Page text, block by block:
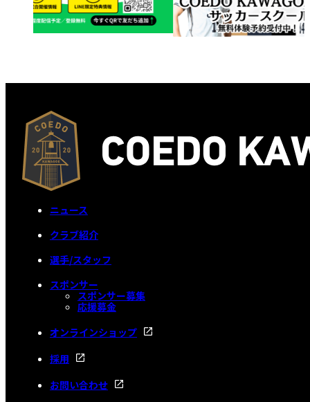
ニュース
クラブ紹介
選手/スタッフ
スポンサー
スポンサー募集
応援募金
オンラインショップ
採用
お問い合わせ